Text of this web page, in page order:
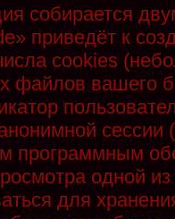
собирается
приведёт к
cookies
файлов вашего
программным
одной
для